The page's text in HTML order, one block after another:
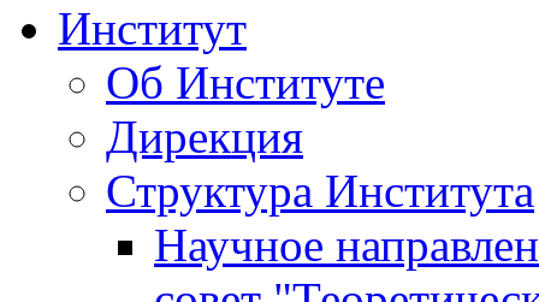
Институт
Об Институте
Дирекция
Структура Института
Научное